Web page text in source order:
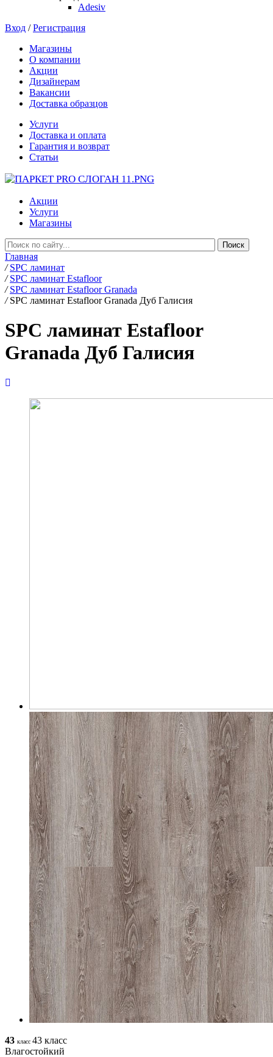
Adesiv
Вход /Регистрация
Магазины
О компании
Акции
Дизайнерам
Вакансии
Доставка образцов
Услуги
Доставка и оплата
Гарантия и возврат
Статьи
Акции
Услуги
Магазины
Главная
/ SPC ламинат
/ SPC ламинат Estafloor
/ SPC ламинат Estafloor Granada
/ SPC ламинат Estafloor Granada Дуб Галисия
SPC ламинат Estafloor
Granada Дуб Галисия
43 класс 43 класс
Влагостойкий